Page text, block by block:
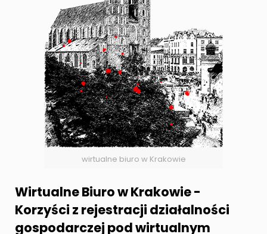
wirtualne biuro w Krakowie
Wirtualne Biuro w Krakowie -
Korzyści z rejestracji działalności
gospodarczej pod wirtualnym